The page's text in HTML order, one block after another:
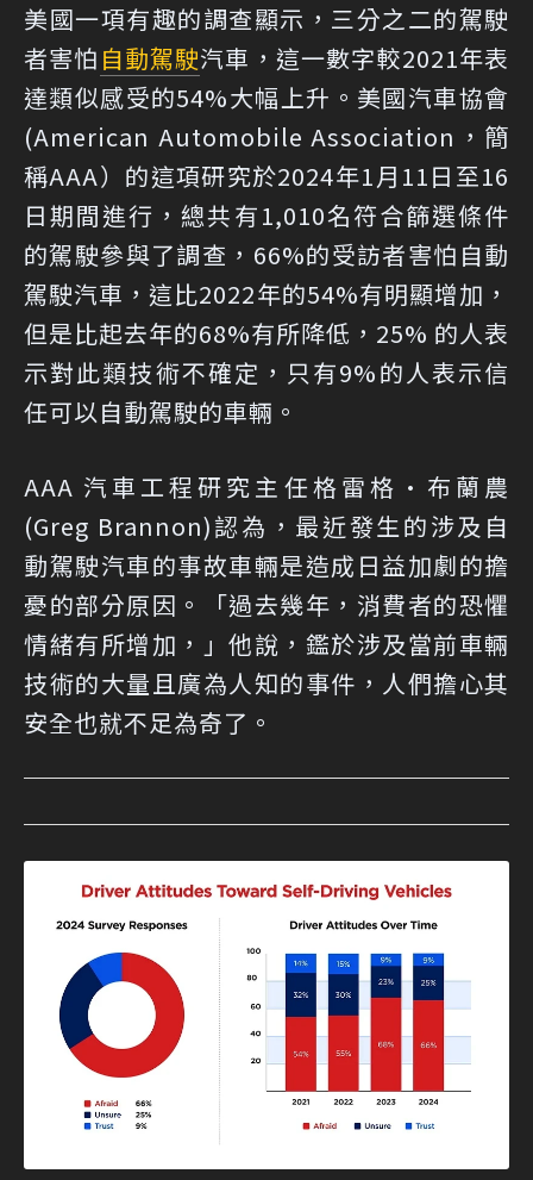
美國一項有趣的調查顯示，三分之二的駕駛
者害怕 自動駕駛汽車，這一數字較2021年表
達類似感受的54%大幅上升。美國汽車協會
(American Automobile Association，簡
稱AAA）的這項研究於2024年1月11日至16
日期間進行，總共有1,010名符合篩選條件
的駕駛參與了調查，66%的受訪者害怕自動
駕駛汽車，這比2022年的54%有明顯增加，
但是比起去年的68%有所降低，25% 的人表
示對此類技術不確定，只有9%的人表示信
任可以自動駕駛的車輛。
AAA 汽車工程研究主任格雷格·布蘭農
(Greg Brannon)認為，最近發生的涉及自
動駕駛汽車的事故車輛是造成日益加劇的擔
憂的部分原因。「過去幾年，消費者的恐懼
情緒有所增加，」他說，鑑於涉及當前車輛
技術的大量且廣為人知的事件，人們擔心其
安全也就不足為奇了。